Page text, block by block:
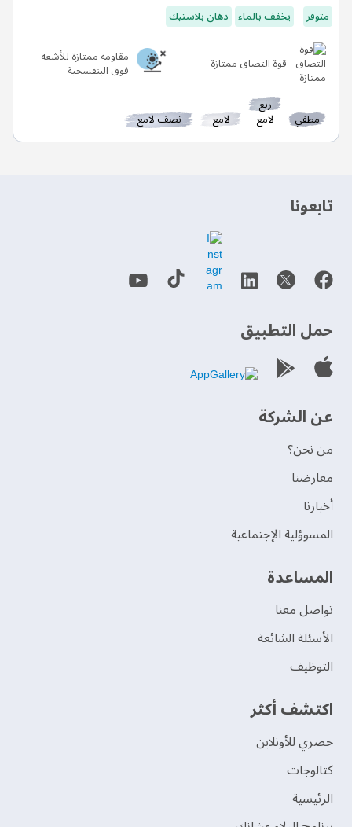
متوفر يخفف بالماء دهان بلاستيك
قوة التصاق ممتازة مقاومة ممتازة للأشعة
فوق البنفسجية
مطفي
ربع
لامع لامع نصف لامع
‫تابعونا‬
حمل التطبيق
عن الشركة
من نحن؟
‫معارضنا‬
‫أخبارنا‬
المسوؤلية الإجتماعية
‫المساعدة‬
تواصل معنا
الأسئلة الشائعة
التوظيف
اكتشف أكثر
حصري للأونلاين
‫كتالوجات‬
الرئيسية